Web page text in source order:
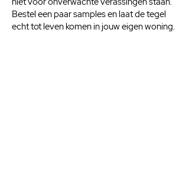
Bestel een paar samples en laat de tegel
echt tot leven komen in jouw eigen woning.